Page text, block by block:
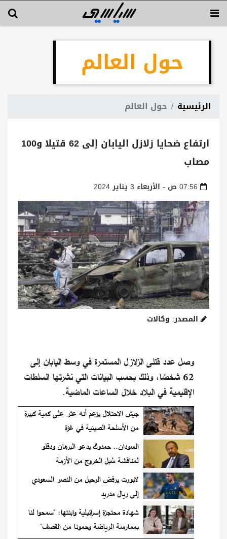
حول العالم
الرئيسية حول العالم
ارتفاع ضحايا زلازل اليابان إلى 62 قتيلا و100
مصاب
المصدر: وكالات
وصل عدد قتلى الزلازل المستمرة في وسط اليابان إلى
62 شخصًا، وذلك بحسب البيانات التي نشرتها السلطات
الإقليمية في البلاد خلال الساعات الماضية.
جيش الاحتلال يزعم أنه عثر على كمية كبيرة
من الأسلحة الصينية في غزة
السودان.. حمدوك يدعو البرهان ودقلو
لمناقشة سُبل الخروج من الأزمة
لابورت يرفض الرحيل من النصر السعودي
إلى ريال مدريد
شهادة محتجزة إسرائيلية وابنتها: "سمحوا لنا
بممارسة الرياضة وحمونا من القصف"